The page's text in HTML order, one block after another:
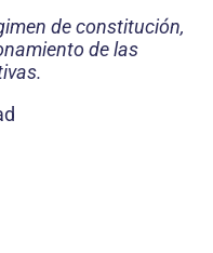
de constitución,
de las